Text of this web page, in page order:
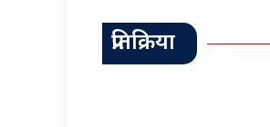
प्रतिक्रिया